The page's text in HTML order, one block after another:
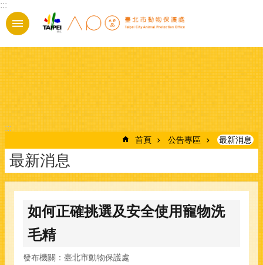
跳到主要內容區塊
:::
:::
首頁 公告專區 最新消息
最新消息
如何正確挑選及安全使用寵物洗
毛精
發布機關：臺北市動物保護處